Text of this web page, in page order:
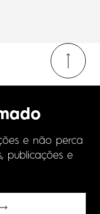
e não perca
publicações e